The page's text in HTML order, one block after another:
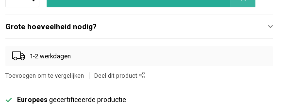
Grote hoeveelheid nodig?
1-2 werkdagen
Toevoegen om te vergelijken Deel dit product
Europees gecertificeerde productie